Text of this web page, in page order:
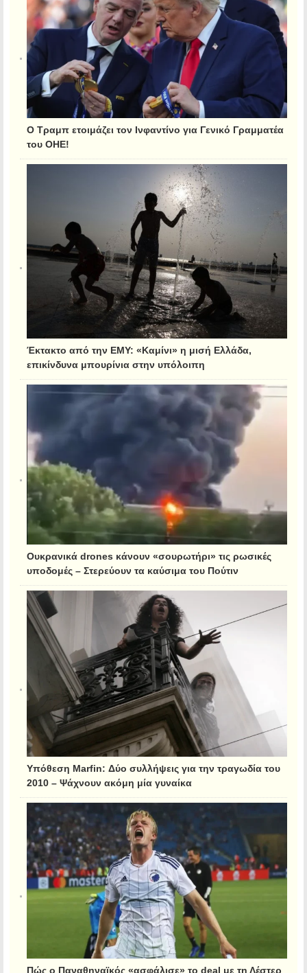
Ο Τραμπ ετοιμάζει τον Ινφαντίνο για Γενικό Γραμματέα
του ΟΗΕ!
Έκτακτο από την ΕΜΥ: «Καμίνι» η μισή Ελλάδα,
επικίνδυνα μπουρίνια στην υπόλοιπη
Ουκρανικά drones κάνουν «σουρωτήρι» τις ρωσικές
υποδομές – Στερεύουν τα καύσιμα του Πούτιν
Υπόθεση Marfin: Δύο συλλήψεις για την τραγωδία του
2010 – Ψάχνουν ακόμη μία γυναίκα
Πώς ο Παναθηναϊκός «ασφάλισε» το deal με τη Λέστερ